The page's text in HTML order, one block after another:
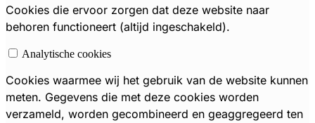
Cookies die ervoor zorgen dat deze website naar
behoren functioneert (altijd ingeschakeld).
Analytische cookies
Cookies waarmee wij het gebruik van de website kunnen
meten. Gegevens die met deze cookies worden
verzameld, worden gecombineerd en geaggregeerd ten